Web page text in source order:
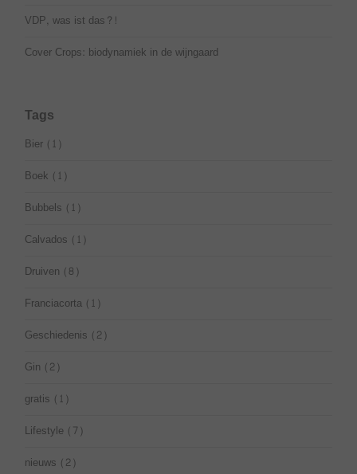
VDP, was ist das?!
Cover Crops: biodynamiek in de wijngaard
Tags
Bier (1)
Boek (1)
Bubbels (1)
Calvados (1)
Druiven (8)
Franciacorta (1)
Geschiedenis (2)
Gin (2)
gratis (1)
Lifestyle (7)
nieuws (2)